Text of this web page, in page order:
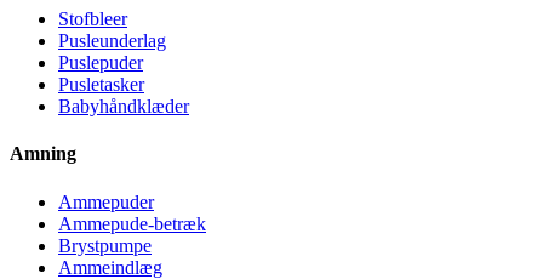
Stofbleer
Pusleunderlag
Puslepuder
Pusletasker
Babyhåndklæder
Amning
Ammepuder
Ammepude-betræk
Brystpumpe
Ammeindlæg